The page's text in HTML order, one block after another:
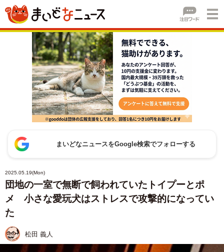
まいどなニュースをGoogle検索でフォローする
2025.05.19(Mon)
団地の一室で無断で飼われていたトイプーとポ
メ 小さな愛玩犬はストレスで攻撃的になってい
た
松田 義人